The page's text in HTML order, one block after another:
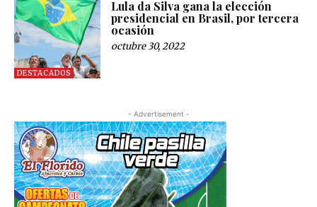
DESTACADOS
Lula da Silva gana la elección
presidencial en Brasil, por tercera
ocasión
octubre 30, 2022
- Advertisement -